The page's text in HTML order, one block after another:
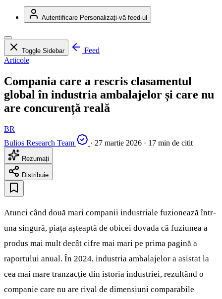
Autentificare Personalizați-vă feed-ul
Toggle Sidebar
Feed
Articole
Compania care a rescris clasamentul
global în industria ambalajelor și care nu
are concurență reală
BR
Bulios Research Team
· 27 martie 2026 · 17 min de citit
Rezumați
Distribuie
Atunci când două mari companii industriale fuzionează într-
una singură, piața așteaptă de obicei dovada că fuziunea a
produs mai mult decât cifre mai mari pe prima pagină a
raportului anual. În 2024, industria ambalajelor a asistat la
cea mai mare tranzacție din istoria industriei, rezultând o
companie care nu are rival de dimensiuni comparabile